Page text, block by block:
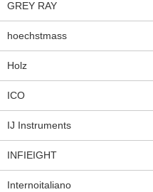
GREY RAY
hoechstmass
Holz
ICO
IJ Instruments
INFIEIGHT
Internoitaliano